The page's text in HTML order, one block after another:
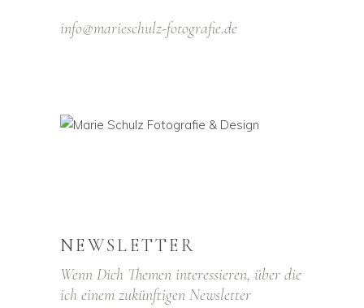
info@marieschulz-fotografie.de
NEWSLETTER
Wenn Dich Themen interessieren, über die
ich einem zukünftigen Newsletter